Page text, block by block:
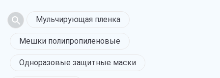
Мульчирующая пленка
Мешки полипропиленовые
Одноразовые защитные маски